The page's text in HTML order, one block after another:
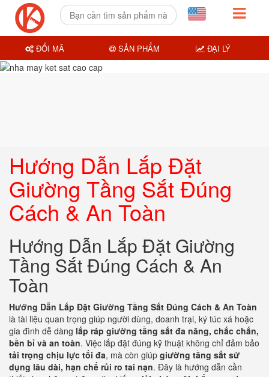
Hướng Dẫn Lắp Đặt
Giường Tầng Sắt Đúng
Cách & An Toàn
Hướng Dẫn Lắp Đặt Giường
Tầng Sắt Đúng Cách & An
Toàn
Hướng Dẫn Lắp Đặt Giường Tầng Sắt Đúng Cách & An Toàn
là tài liệu quan trọng giúp người dùng, doanh trại, ký túc xá hoặc
gia đình dễ dàng lắp ráp giường tầng sắt đa năng, chắc chắn,
bền bỉ và an toàn. Việc lắp đặt đúng kỹ thuật không chỉ đảm bảo
tải trọng chịu lực tối đa, mà còn giúp giường tầng sắt sử
dụng lâu dài, hạn chế rủi ro tai nạn. Đây là hướng dẫn cần
ĐỔI MÃ SẢN PHẨM ĐẠI LÝ